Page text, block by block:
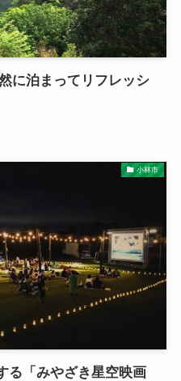
に泊まってリフレッシ
小林市
る「みやざき星空映画